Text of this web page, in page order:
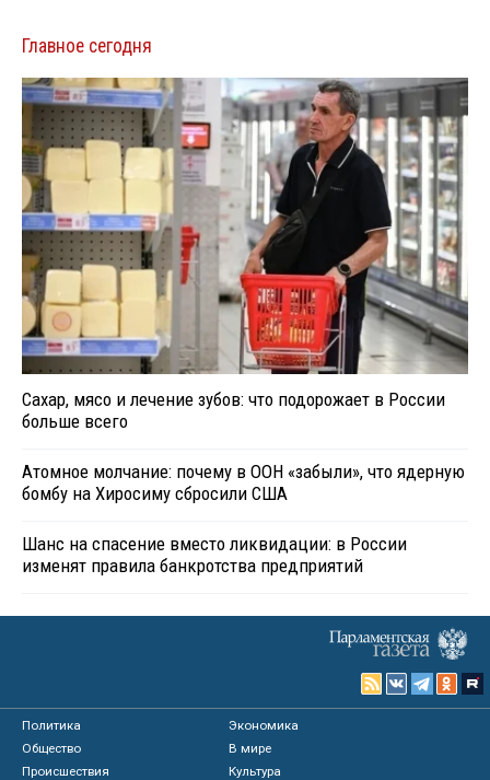
Главное сегодня
Сахар, мясо и лечение зубов: что подорожает в России
больше всего
Атомное молчание: почему в ООН «забыли», что ядерную
бомбу на Хиросиму сбросили США
Шанс на спасение вместо ликвидации: в России
изменят правила банкротства предприятий
Политика
Экономика
Общество
В мире
Происшествия
Культура